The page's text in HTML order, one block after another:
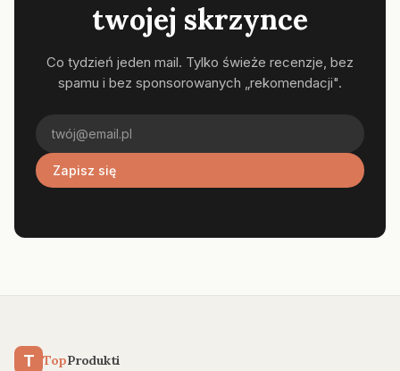
twojej skrzynce
Co tydzień jeden mail. Tylko świeże recenzje, bez
spamu i bez sponsorowanych „rekomendacji".
Zapisz się
T TopProdukti